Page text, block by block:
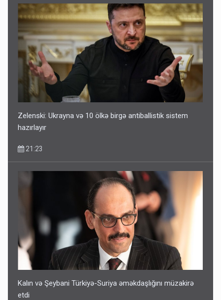
Zelenski: Ukrayna və 10 ölkə birgə antiballistik sistem
hazırlayır
21:23
Kalın və Şeybani Türkiyə-Suriya əməkdaşlığını müzakirə
etdi